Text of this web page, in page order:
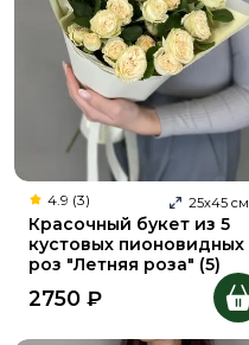
4.9 (3) 25х45 см
Красочный букет из 5
кустовых пионовидных
роз "Летняя роза" (5)
2750 ₽